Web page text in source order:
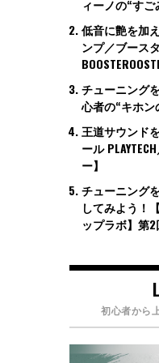
ィーノの“すご
低音に艶を加
ンプ／ブース
チューニング
心者の“キホン
王道サウンド
ール
ー】
チューニング
してみよう！
ップラボ】第2
初心者から